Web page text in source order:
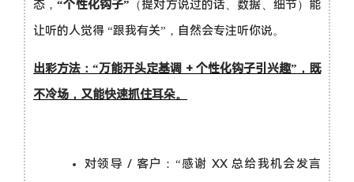
态，“个性化钩子” （提对方说过的话、数据、细节）能
让听的人觉得 “跟我有关”，自然会专注听你说。
出彩方法：“万能开头定基调 + 个性化钩子引兴趣”，既
不冷场，又能快速抓住耳朵。
对领导 / 客户：“感谢 XX 总给我机会发言